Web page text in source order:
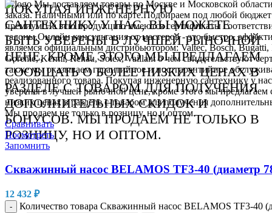
Сравнивать
Посмотреть
Запомнить
Скважинный насос BELAMOS TF3-40 (диаметр
12 432 ₽
-
Количество товара Скважинный насос BELAMOS TF3-40